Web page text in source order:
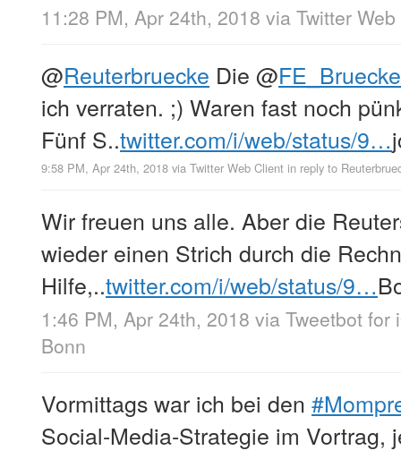
11:28 PM, Apr 24th, 2018 via Twitter
@Reuterbruecke Die @FE_Bruecke
ich verraten. ;) Waren fast noch
Fünf S..twitter.com/i/web/status/9…
9:58 PM, Apr 24th, 2018 via Twitter Web Client in reply to
Wir freuen uns alle. Aber die
wieder einen Strich durch die
Hilfe,..twitter.com/i/web/status/9…
1:46 PM, Apr 24th, 2018 via Tweetbot for
Bonn
Vormittags war ich bei den
Social-Media-Strategie im Vortrag,